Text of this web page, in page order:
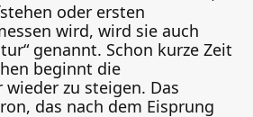
oder ersten
wird, wird sie auch
genannt. Schon kurze Zeit
beginnt die
zu steigen. Das
das nach dem Eisprung